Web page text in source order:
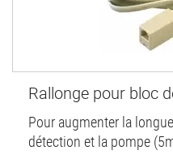
Rallonge pour bloc
Pour augmenter la
détection et la pompe